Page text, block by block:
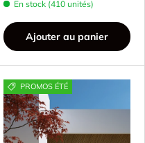
En stock (410 unités)
Ajouter au panier
PROMOS ÉTÉ